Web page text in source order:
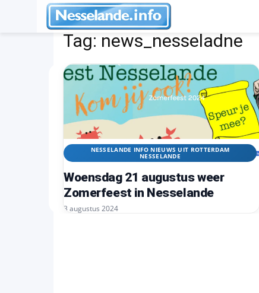
Tags News_nesseladne
Tag: news_nesseladne
NESSELANDE INFO NIEUWS UIT ROTTERDAM
NESSELANDE
Woensdag 21 augustus weer
Zomerfeest in Nesselande
3 augustus 2024